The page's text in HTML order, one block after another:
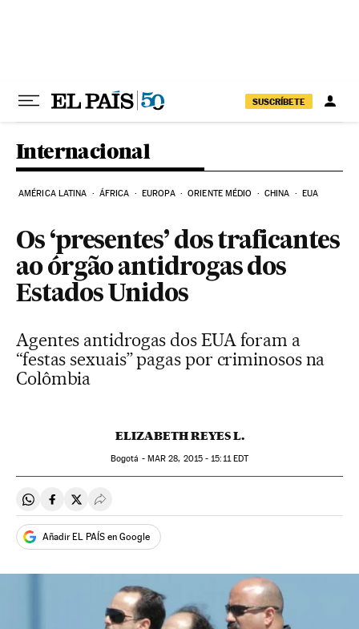
SUSCRÍBETE
Internacional
AMÉRICA LATINA ÁFRICA EUROPA ORIENTE MÉDIO CHINA EUA
Os ‘presentes’ dos traficantes
ao órgão antidrogas dos
Estados Unidos
Agentes antidrogas dos EUA foram a
“festas sexuais” pagas por criminosos na
Colômbia
ELIZABETH REYES L.
Bogotá - MAR 28, 2015 - 15:11EDT
Compartir en Whatsapp
Compartir en Facebook
Compartir en Twitter
Desplegar Redes Sociales
Añadir EL PAÍS en Google